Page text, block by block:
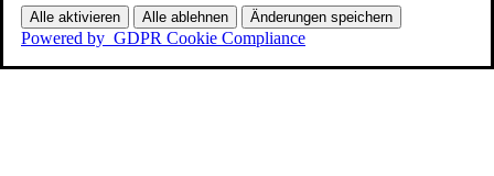
Alle aktivieren Alle ablehnen Änderungen speichern
Powered by GDPR Cookie Compliance